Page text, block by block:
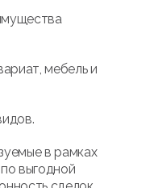
мебель и
в рамках
выгодной